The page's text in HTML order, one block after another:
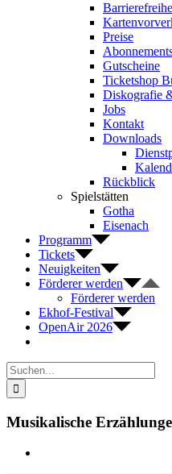
Preise
Gutscheine
Ticketshop
Diskografie
Jobs
Kontakt
Downloads
Rückblick
Spielstätten
Gotha
Eisenach
Programm
Tickets
Neuigkeiten
Förderer werden
Förderer werden
Ekhof-Festival
OpenAir 2026
Suche
nach:
Musikalische